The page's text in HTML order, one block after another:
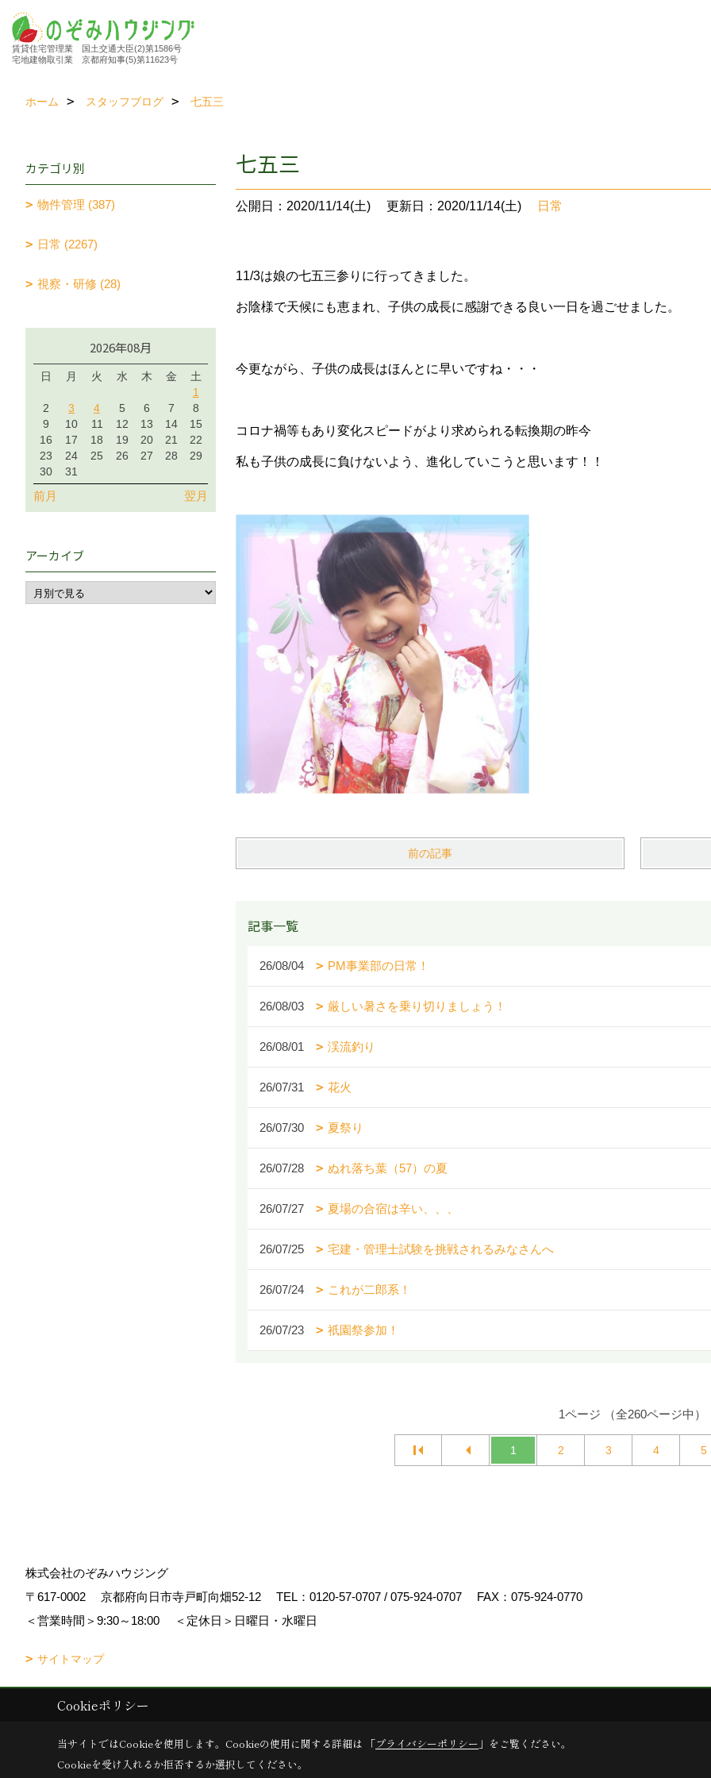
賃貸住宅管理業 国土交通大臣(2)第1586号
宅地建物取引業 京都府知事(5)第11623号
ホーム スタッフブログ 七五三
七五三
公開日：2020/11/14(土) 更新日：2020/11/14(土) 日常
11/3は娘の七五三参りに行ってきました。
お陰様で天候にも恵まれ、子供の成長に感謝できる良い一日を過ごせました。
今更ながら、子供の成長はほんとに早いですね・・・
コロナ禍等もあり変化スピードがより求められる転換期の昨今
私も子供の成長に負けないよう、進化していこうと思います！！
前の記事
記事一覧
26/08/04 PM事業部の日常！
26/08/03 厳しい暑さを乗り切りましょう！
26/08/01 渓流釣り
26/07/31 花火
26/07/30 夏祭り
26/07/28 ぬれ落ち葉（57）の夏
26/07/27 夏場の合宿は辛い、、、
26/07/25 宅建・管理士試験を挑戦されるみなさんへ
26/07/24 これが二郎系！
26/07/23 祇園祭参加！
1ページ （全260ページ中）
1 2 3 4 5
カテゴリ別
物件管理 (387)
日常 (2267)
視察・研修 (28)
2026年08月
日 月 火 水 木 金
土
1
2
3 4 5 6 7
8
9
10 11 12 13 14
15
16
17 18 19 20 21
22
23
24 25 26 27 28
29
30
31
前月 翌月
アーカイブ
株式会社のぞみハウジング
〒617-0002
京都府向日市寺戸町向畑52-12 TEL： 0120-57-0707 / 075-924-0707
FAX：075-924-0770
＜営業時間＞9:30～18:00
＜定休日＞日曜日・水曜日
サイトマップ
Copyright (c) Nozomi Housing. All Rights Reserved.
Cookieポリシー
当サイトではCookieを使用します。 Cookieの使用に関する詳細は 「プライバシーポリシー 」をご覧ください。
Cookieを受け入れるか拒否するか選択してください。